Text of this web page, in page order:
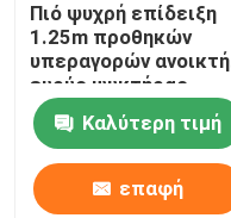
Πιό ψυχρή επίδειξη
1.25m προθηκών
υπεραγορών ανοικτή
ευρύς ψυκτήρας
γραφείου λαχανικών
φρούτωνΚαλύτερη τιμή
επαφή